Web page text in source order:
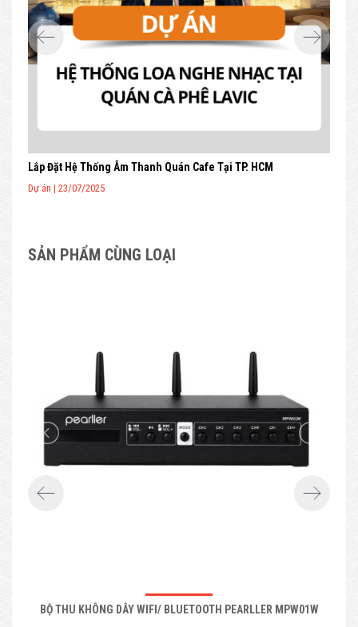
Lắp Đặt Hệ Thống Âm Thanh Quán Cafe Tại TP. HCM
Dự án | 23/07/2025
SẢN PHẨM CÙNG LOẠI
BỘ THU KHÔNG DÂY WIFI/ BLUETOOTH PEARLLER MPW01W